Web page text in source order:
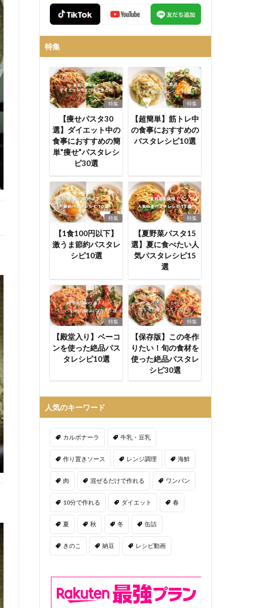
特集
特集
【痩せパスタ30
選】ダイエット中の
食事におすすめの簡
単”痩せ”パスタレシ
ピ30選
特集
【超簡単】筋トレ中
の食事におすすめの
パスタレシピ10選
特集
【1食100円以下】
激うま節約パスタレ
シピ10選
特集
【夏野菜パスタ15
選】夏に食べたい人
気パスタレシピ15
選
特集
【殿堂入り】ベーコ
ンを使った絶品パス
タレシピ10選
特集
【保存版】この冬作
りたい！旬の食材を
使った絶品パスタレ
シピ30選
人気のキーワード
カルボナーラ 牛乳・豆乳
作り置きソース レンジ調理 海鮮
肉 混ぜるだけで作れる ワンパン
10分で作れる ダイエット 春
夏 秋 冬 缶詰
きのこ 納豆 レシピ動画